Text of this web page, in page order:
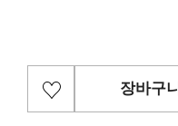
장바구니